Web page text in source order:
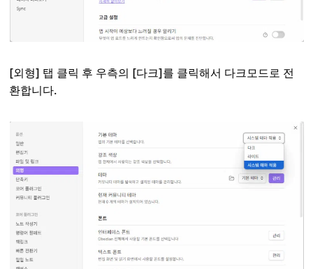
[외형] 탭 클릭 후 우측의 [다크]를 클릭해서 다크모드로 전
환합니다.